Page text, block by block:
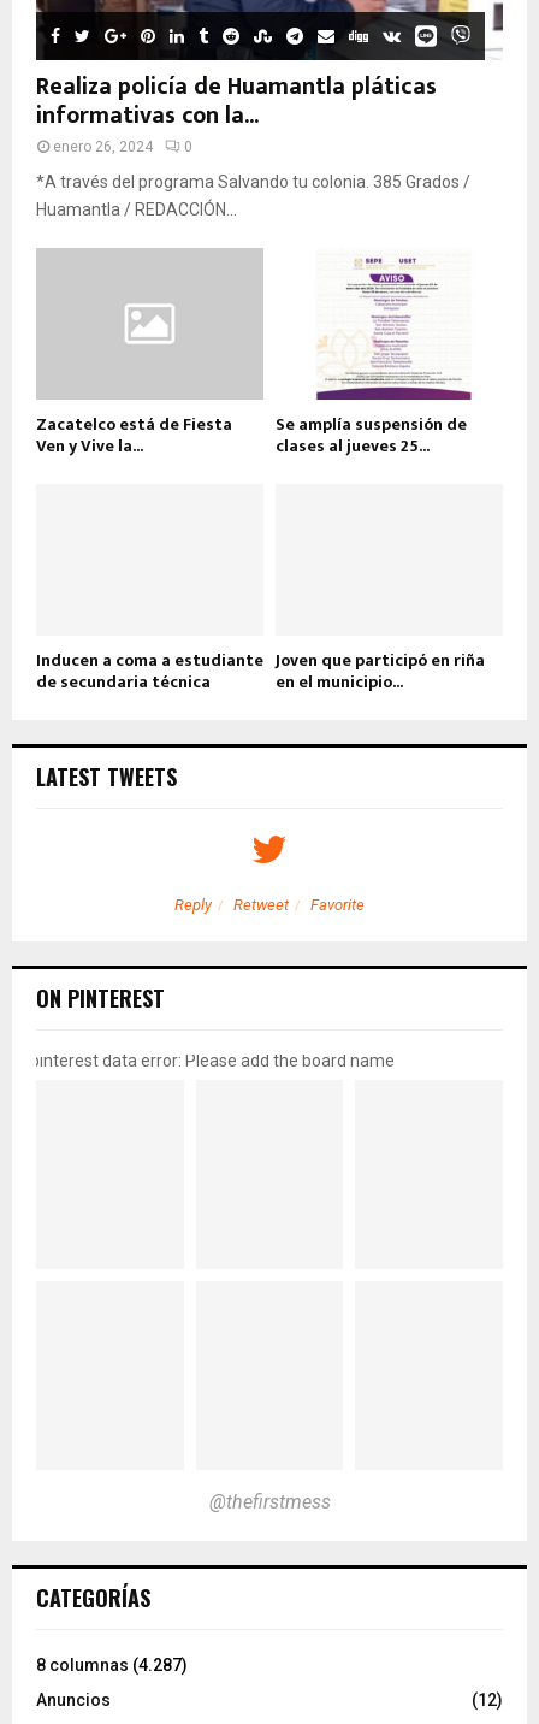
Realiza policía de Huamantla pláticas
informativas con la...
enero 26, 2024 0
*A través del programa Salvando tu colonia. 385 Grados /
Huamantla / REDACCIÓN...
Zacatelco está de Fiesta
Ven y Vive la...
Se amplía suspensión de
clases al jueves 25...
Inducen a coma a estudiante
de secundaria técnica
Joven que participó en riña
en el municipio...
LATEST TWEETS
Reply Retweet Favorite
ON PINTEREST
pinterest data error: Please add the board name
@thefirstmess
CATEGORÍAS
8 columnas (4.287)
Anuncios
(12)